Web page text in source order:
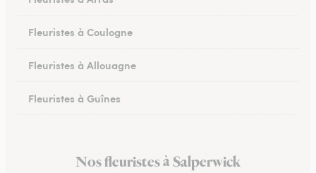
Fleuristes à Coulogne
Fleuristes à Allouagne
Fleuristes à Guînes
Fleuristes à Rang-du-Fliers
Nos fleuristes à Salperwick